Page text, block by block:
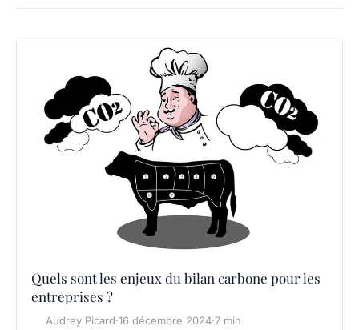
Quels sont les enjeux du bilan carbone pour les
entreprises ?
Audrey Picard·16 décembre 2024·7 min